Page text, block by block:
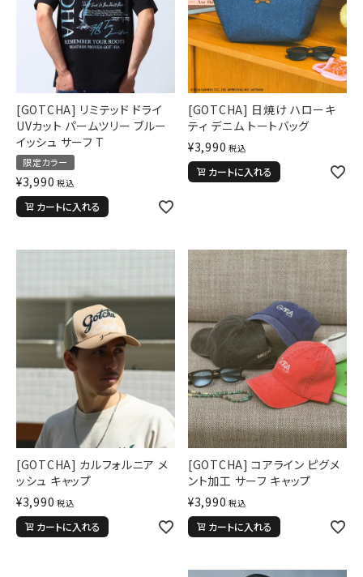
[GOTCHA] リミテッド ドライ
UVカット パームツリー ブルー
イッシュ サーフ T
限定カラー
¥3,990 税込
カートに入れる
[GOTCHA] 日焼け ハローキ
ティ デニム トートバッグ
¥3,990 税込
カートに入れる
[GOTCHA] カルフォルニア メ
ッシュ キャップ
¥3,990 税込
カートに入れる
[GOTCHA] コアライン ピグメ
ント加工 サーフ キャップ
¥3,990 税込
カートに入れる